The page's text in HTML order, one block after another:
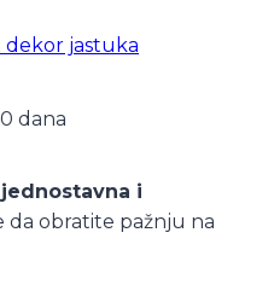
dekor jastuka
dana
jednostavna i
da obratite pažnju na